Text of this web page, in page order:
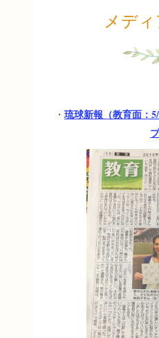
メデ
・ 琉球新報（教育面：
プ